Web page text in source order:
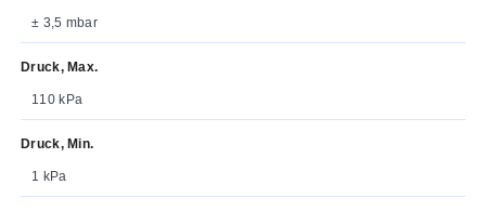
± 3,5 mbar
Druck, Max.
110 kPa
Druck, Min.
1 kPa